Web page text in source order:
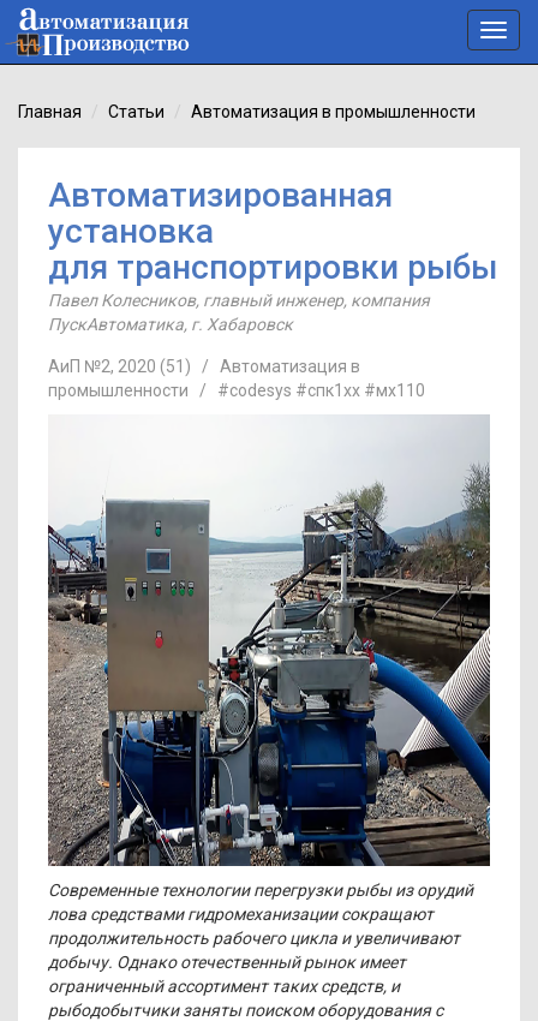
Главная Статьи Автоматизация в промышленности
Автоматизированная
установка
для транспортировки рыбы
Павел Колесников, главный инженер, компания
ПускАвтоматика, г. Хабаровск
АиП №2, 2020 (51) / Автоматизация в
промышленности / #codesys #спк1хх #мх110
Современные технологии перегрузки рыбы из орудий
лова средствами гидромеханизации сокращают
продолжительность рабочего цикла и увеличивают
добычу. Однако отечественный рынок имеет
ограниченный ассортимент таких средств, и
рыбодобытчики заняты поиском оборудования с